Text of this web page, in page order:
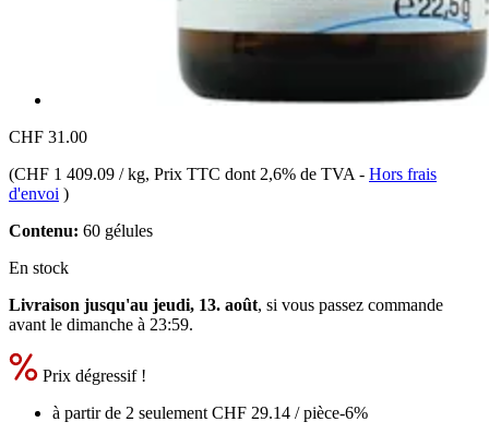
CHF 31.00
(CHF 1 409.09 / kg, Prix TTC dont 2,6% de TVA - Hors frais
d'envoi )
Contenu: 60 gélules
En stock
Livraison jusqu'au jeudi, 13. août, si vous passez commande
avant le dimanche à 23:59.
Prix dégressif !
à partir de 2 seulement CHF 29.14 / pièce-6%